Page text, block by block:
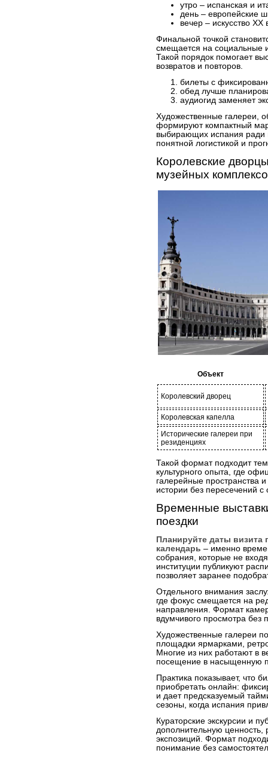
утро – испанская и
день – европейские
вечер – искусство XX
Финальной точкой
смещается на социальные
Такой порядок помогает
возвратов и повторов.
билеты с
обед лучше
аудиогид заменяет
Художественные галереи,
формируют компактный
выбирающих испания ради
понятной логистикой и
Королевские
музейных
Объект
Королевский дворец
Королевская капелла
Исторические галереи при
резиденциях
Такой формат подходит
культурного опыта, где
галерейные пространства
истории без пересечений
Временные
поездки
Планируйте даты
календарь – именно
собрания, которые не
институции публикуют
позволяет заранее
Отдельного внимания
где фокус смещается на
направления. Формат
вдумчивого просмотра без
Художественные галереи
площадки ярмарками,
Многие из них работают в
посещение в насыщенную
Практика показывает, что
приобретать онлайн:
и дает предсказуемый
сезоны, когда испания
Кураторские экскурсии и
дополнительную ценность,
экспозиций. Формат
понимание без